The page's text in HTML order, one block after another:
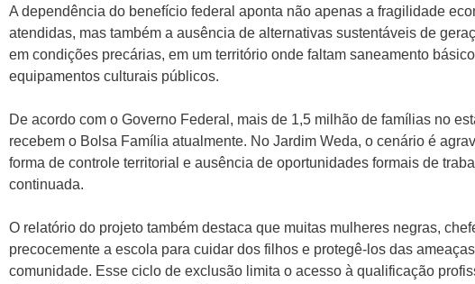
A dependência do benefício federal aponta não apenas a fragilidade
atendidas, mas também a ausência de alternativas sustentáveis de
em condições precárias, em um território onde faltam saneamento
equipamentos culturais públicos.
De acordo com o Governo Federal, mais de 1,5 milhão de famílias no
recebem o Bolsa Família atualmente. No Jardim Weda, o cenário é
forma de controle territorial e ausência de oportunidades formais de
continuada.
O relatório do projeto também destaca que muitas mulheres negras,
precocemente a escola para cuidar dos filhos e protegê-los das
comunidade. Esse ciclo de exclusão limita o acesso à qualificação